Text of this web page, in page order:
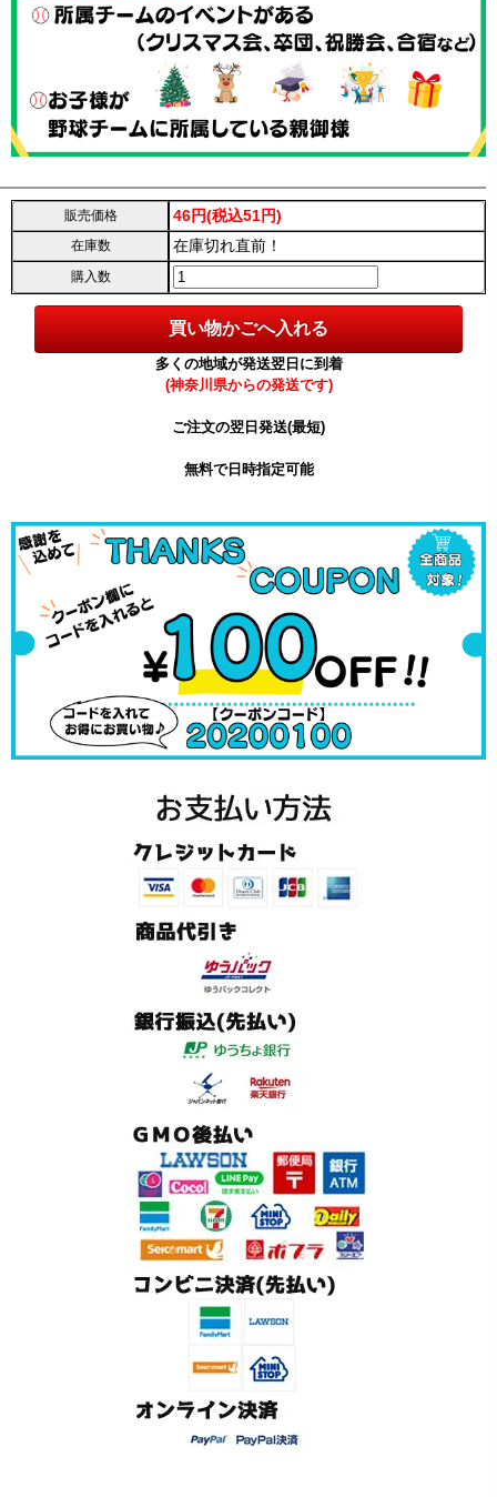
販売価格 46円(税込51円)
在庫数 在庫切れ直前！
購入数
多くの地域が発送翌日に到着
(神奈川県からの発送です)
ご注文の翌日発送(最短)
無料で日時指定可能